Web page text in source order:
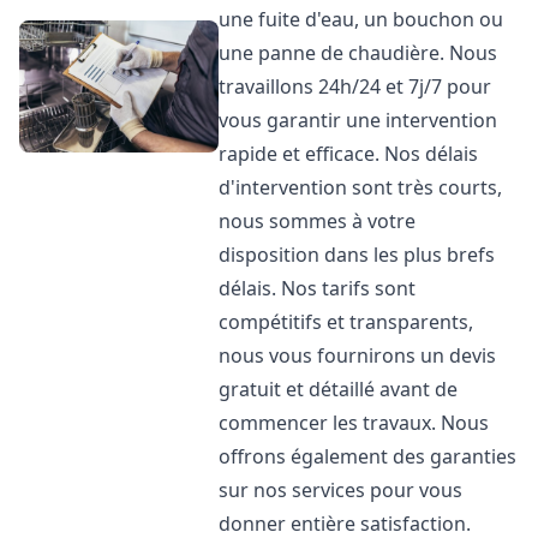
une fuite d'eau, un bouchon ou
une panne de chaudière. Nous
travaillons 24h/24 et 7j/7 pour
vous garantir une intervention
rapide et efficace. Nos délais
d'intervention sont très courts,
nous sommes à votre
disposition dans les plus brefs
délais. Nos tarifs sont
compétitifs et transparents,
nous vous fournirons un devis
gratuit et détaillé avant de
commencer les travaux. Nous
offrons également des garanties
sur nos services pour vous
donner entière satisfaction.